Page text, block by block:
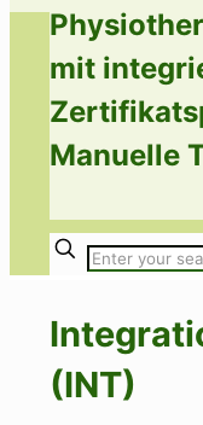
mit
Manuelle
(INT)